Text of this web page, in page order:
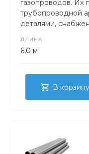
газопроводов. Их
трубопроводной
деталями,
ДЛИНА
6,0 м
В корзину